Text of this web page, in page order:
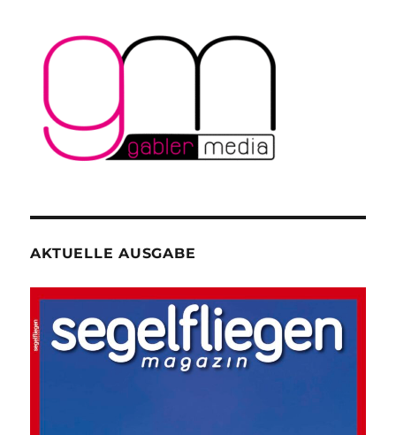
AKTUELLE AUSGABE